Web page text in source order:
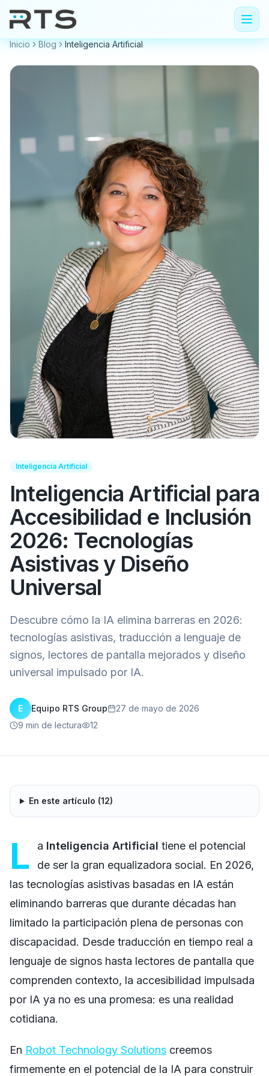
Inicio Blog Inteligencia Artificial
Inteligencia Artificial
Inteligencia Artificial para
Accesibilidad e Inclusión
2026: Tecnologías
Asistivas y Diseño
Universal
Descubre cómo la IA elimina barreras en 2026:
tecnologías asistivas, traducción a lenguaje de
signos, lectores de pantalla mejorados y diseño
universal impulsado por IA.
E Equipo RTS Group
27 de mayo de 2026
9 min de lectura 12
En este artículo (12)
L a Inteligencia Artificial tiene el potencial
de ser la gran equalizadora social. En 2026,
las tecnologías asistivas basadas en IA están
eliminando barreras que durante décadas han
limitado la participación plena de personas con
discapacidad. Desde traducción en tiempo real a
lenguaje de signos hasta lectores de pantalla que
comprenden contexto, la accesibilidad impulsada
por IA ya no es una promesa: es una realidad
cotidiana.
En Robot Technology Solutions creemos
firmemente en el potencial de la IA para construir